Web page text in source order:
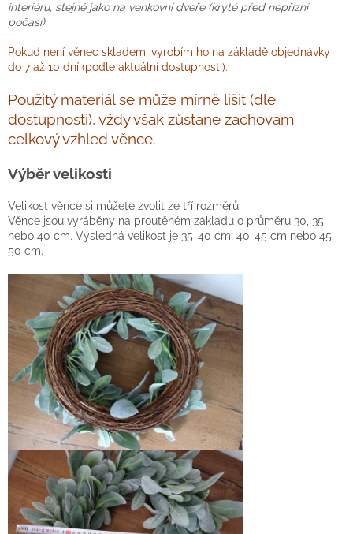
interiéru, stejně jako na venkovní dveře (kryté před nepřízní
počasí).
Pokud není věnec skladem, vyrobím ho na základě objednávky
do 7 až 10 dní (podle aktuální dostupnosti).
Použitý materiál se může mírně lišit (dle
dostupnosti), vždy však zůstane zachovám
celkový vzhled věnce.
Výběr velikosti
Velikost věnce si můžete zvolit ze tří rozměrů.
Věnce jsou vyráběny na proutěném základu o průměru 30, 35
nebo 40 cm. Výsledná velikost je 35-40 cm, 40-45 cm nebo 45-
50 cm.